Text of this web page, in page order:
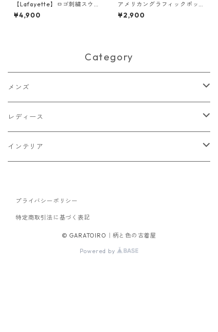
【Lafayette】ロゴ刺繍スウェ
ットジョガーパンツ ピンク L
古着 メンズ
¥4,900
アメリカングラフィックポッ
プ柄シャツ 総柄 L 古着 レディ
ース
¥2,900
Category
メンズ
トップス
Tシャツ・カットソー
スウェット
ボトムス
ジャケット
バッグ
レディース
トップス
シャツ
スカート
アウター
インテリア
テレビ台
プライバシーポリシー
特定商取引法に基づく表記
© GARATOIRO｜柄と色の古着屋
Powered by